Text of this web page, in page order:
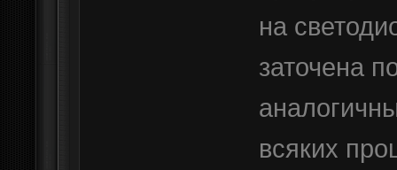
на
заточена
всяких